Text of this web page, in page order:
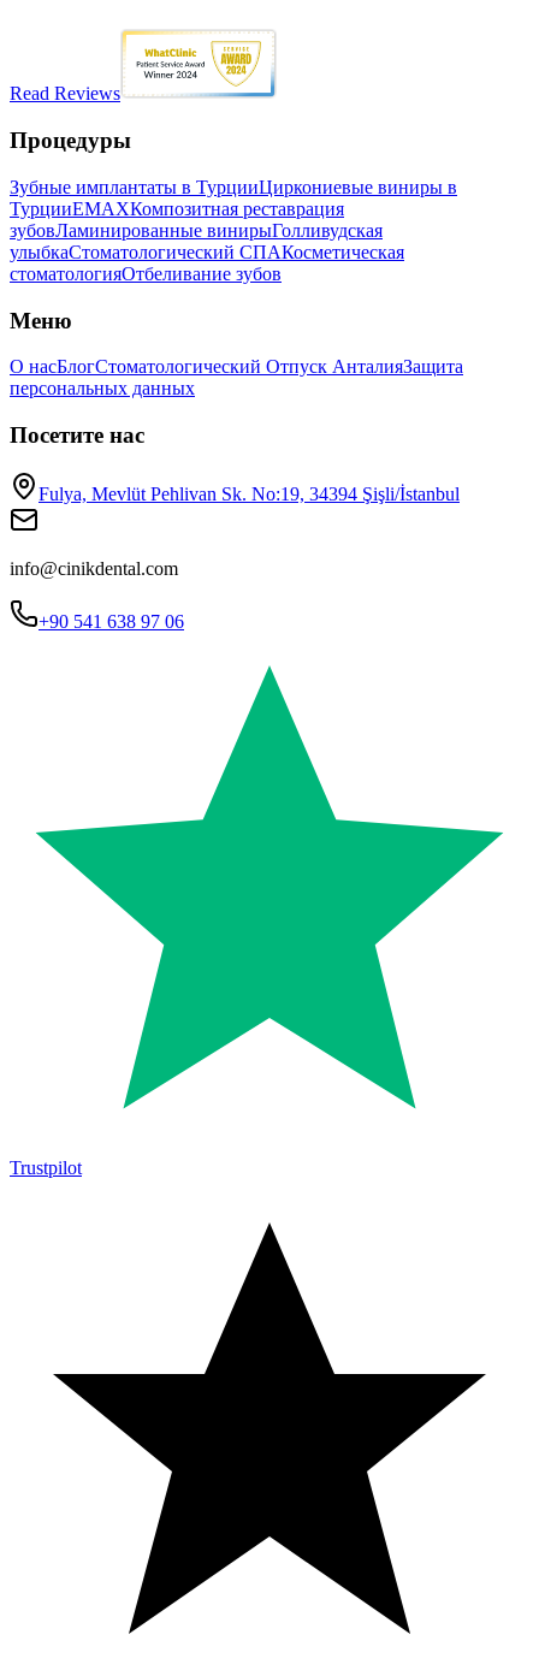
Read Reviews
Процедуры
Зубные имплантаты в ТурцииЦиркониевые виниры в
ТурцииEMAXКомпозитная реставрация
зубовЛаминированные винирыГолливудская
улыбкаСтоматологический СПАКосметическая
стоматологияОтбеливание зубов
Меню
О насБлогСтоматологический Отпуск АнталияЗащита
персональных данных
Посетите нас
Fulya, Mevlüt Pehlivan Sk. No:19, 34394 Şişli/İstanbul
info@cinikdental.com
+90 541 638 97 06
Trustpilot